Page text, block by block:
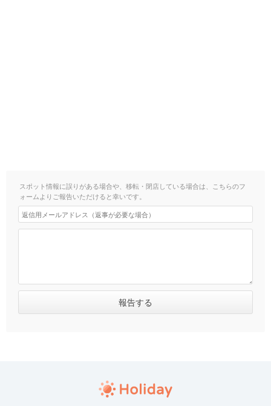
スポット情報に誤りがある場合や、移転・閉店している場合は、こちらのフ
ォームよりご報告いただけると幸いです。